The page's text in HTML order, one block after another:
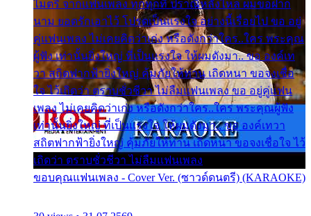
ไมตรี จากแฟนเพลง ทุกทุกที่ ปราณีหลั่งไหล ผมขอฝาก
นาม ยอดรักเอาไว้ โปรดเป็นแรงใจ อย่างนี้เรื่อยไป ขอ อยู่
คู่แฟนเพลง ไม่เคยคิดว่าเก่ง หรือดังกว่าใคร..ใคร พระคุณ
ผู้ฟัง เท่านั้นยิ่งใหญ่ ที่เป็นแรงใจ ให้ผมดังมา.. ขอ องค์เท
วา สถิตฟากฟ้ายิ่งใหญ่ คุ้มภัยให้ท่าน เถิดหนา ขอจงเชื่อ
ใจ ไว้เถิดว่า ตราบชั่วชีวา ไม่ลืมแฟนเพลง ขอ อยู่คู่แฟน
เพลง ไม่เคยคิดว่าเก่ง หรือดังกว่าใคร..ใคร พระคุณผู้ฟัง
เท่านั้นยิ่งใหญ่ ที่เป็นแรงใจ ให้ผมดังมา.. ขอ องค์เทวา
สถิตฟากฟ้ายิ่งใหญ่ คุ้มภัยให้ท่าน เถิดหนา ขอจงเชื่อใจ ไว้
เถิดว่า ตราบชั่วชีวา ไม่ลืมแฟนเพลง
ขอบคุณแฟนเพลง - Cover Ver. (ซาวด์ดนตรี) (KARAOKE)